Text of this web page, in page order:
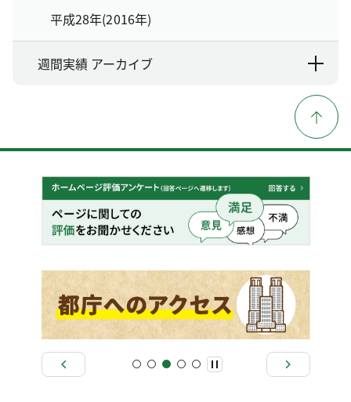
平成28年(2016年)
週間実績 アーカイブ